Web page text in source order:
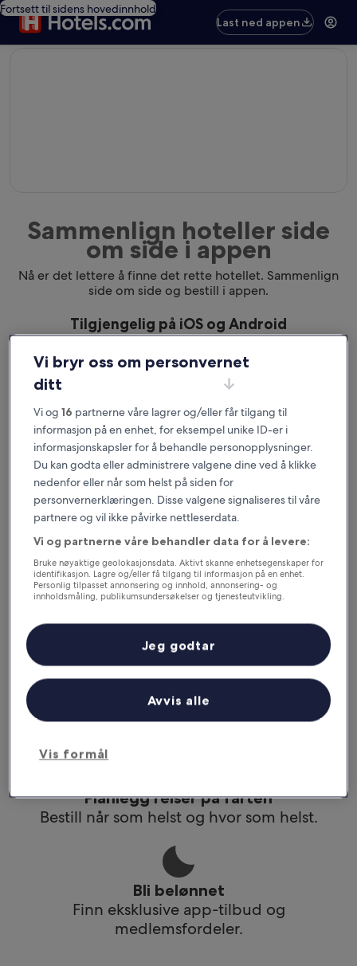
Fortsett til sidens hovedinnhold
Last ned appen
Sammenlign hoteller side
om side i appen
Nå er det lettere å finne det rette hotellet. Sammenlign
side om side og bestill i appen.
Tilgjengelig på iOS og Android
Gode grunner til å laste ned appen
vår
Motta rabatter på utvalgte hoteller i appen.
Hold deg oppdatert
Få tilgang til reiseruten din selv uten wi-fi.
Planlegg reiser på farten
Bestill når som helst og hvor som helst.
Bli belønnet
Finn eksklusive app-tilbud og
medlemsfordeler.
Vi bryr oss om personvernet
ditt
Vi og 16 partnerne våre lagrer og/eller får tilgang til
informasjon på en enhet, for eksempel unike ID-er i
informasjonskapsler for å behandle personopplysninger.
Du kan godta eller administrere valgene dine ved å klikke
nedenfor eller når som helst på siden for
personvernerklæringen. Disse valgene signaliseres til våre
partnere og vil ikke påvirke nettleserdata.
Vi og partnerne våre behandler data for å levere:
Bruke nøyaktige geolokasjonsdata. Aktivt skanne enhetsegenskaper for
identifikasjon. Lagre og/eller få tilgang til informasjon på en enhet.
Personlig tilpasset annonsering og innhold, annonsering- og
innholdsmåling, publikumsundersøkelser og tjenesteutvikling.
Vis formål
Avvis alle
Jeg godtar